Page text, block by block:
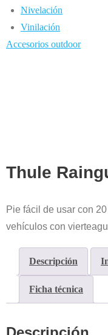
Nivelación
Vinilación
Accesorios outdoor
Thule
Pie fácil de usar con
vehículos con
Descripción
Ficha técnica